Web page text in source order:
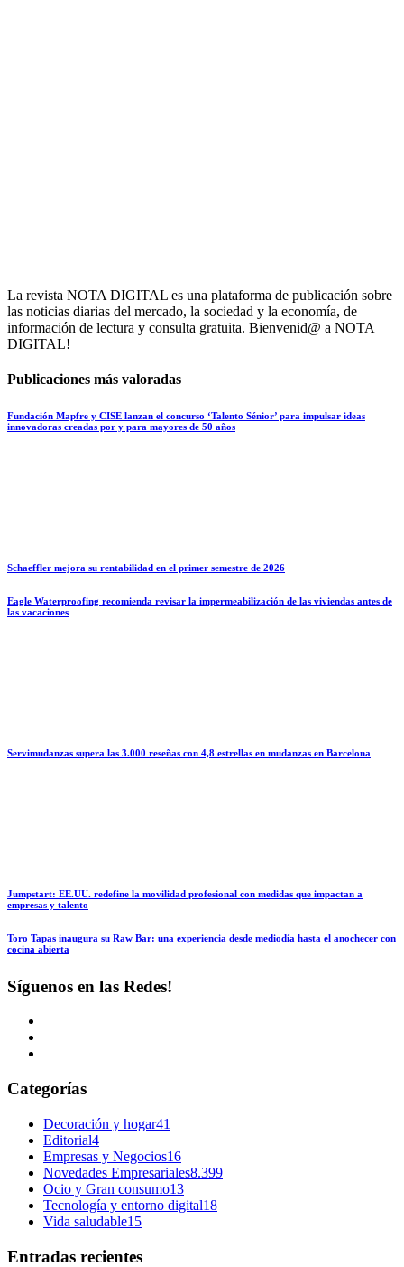
La revista NOTA DIGITAL es una plataforma de publicación sobre
las noticias diarias del mercado, la sociedad y la economía, de
información de lectura y consulta gratuita. Bienvenid@ a NOTA
DIGITAL!
Publicaciones más valoradas
Fundación Mapfre y CISE lanzan el concurso ‘Talento Sénior’ para impulsar ideas
innovadoras creadas por y para mayores de 50 años
Schaeffler mejora su rentabilidad en el primer semestre de 2026
Eagle Waterproofing recomienda revisar la impermeabilización de las viviendas antes de
las vacaciones
Servimudanzas supera las 3.000 reseñas con 4,8 estrellas en mudanzas en Barcelona
Jumpstart: EE.UU. redefine la movilidad profesional con medidas que impactan a
empresas y talento
Toro Tapas inaugura su Raw Bar: una experiencia desde mediodía hasta el anochecer con
cocina abierta
Síguenos en las Redes!
Categorías
Decoración y hogar41
Editorial4
Empresas y Negocios16
Novedades Empresariales8.399
Ocio y Gran consumo13
Tecnología y entorno digital18
Vida saludable15
Entradas recientes